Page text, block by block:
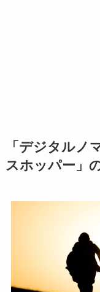
「デジタルノ
スホッパー」